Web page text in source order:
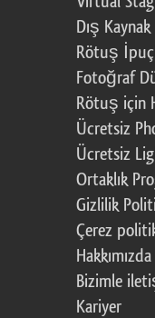
Dış
Rötuş
Fotoğraf
Rötuş için
Ücretsiz
Ücretsiz
Ortaklık
Gizlilik
Çerez
Hakkımızda
Bizimle
Kariyer